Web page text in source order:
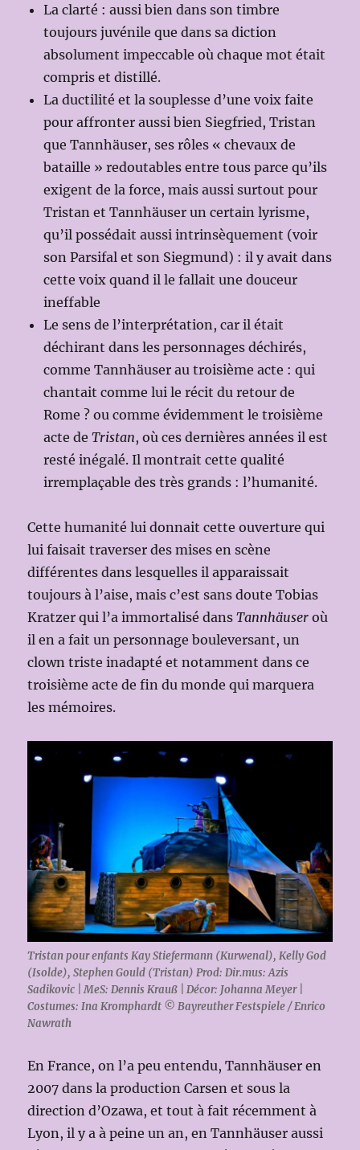
La clarté : aussi bien dans son timbre
toujours juvénile que dans sa diction
absolument impeccable où chaque mot était
compris et distillé.
La ductilité et la souplesse d’une voix faite
pour affronter aussi bien Siegfried, Tristan
que Tannhäuser, ses rôles « chevaux de
bataille » redoutables entre tous parce qu’ils
exigent de la force, mais aussi surtout pour
Tristan et Tannhäuser un certain lyrisme,
qu’il possédait aussi intrinsèquement (voir
son Parsifal et son Siegmund) : il y avait dans
cette voix quand il le fallait une douceur
ineffable
Le sens de l’interprétation, car il était
déchirant dans les personnages déchirés,
comme Tannhäuser au troisième acte : qui
chantait comme lui le récit du retour de
Rome ? ou comme évidemment le troisième
acte deTristan, où ces dernières années il est
resté inégalé. Il montrait cette qualité
irremplaçable des très grands : l’humanité.
Cette humanité lui donnait cette ouverture qui
lui faisait traverser des mises en scène
différentes dans lesquelles il apparaissait
toujours à l’aise, mais c’est sans doute Tobias
Kratzer qui l’a immortalisé dansTannhäuser où
il en a fait un personnage bouleversant, un
clown triste inadapté et notamment dans ce
troisième acte de fin du monde qui marquera
les mémoires.
Tristan pour enfants Kay Stiefermann (Kurwenal), Kelly God
(Isolde), Stephen Gould (Tristan) Prod: Dir.mus: Azis
Sadikovic | MeS: Dennis Krauß | Décor: Johanna Meyer |
Costumes: Ina Kromphardt © Bayreuther Festspiele / Enrico
Nawrath
En France, on l’a peu entendu, Tannhäuser en
2007 dans la production Carsen et sous la
direction d’Ozawa, et tout à fait récemment à
Lyon, il y a à peine un an, en Tannhäuser aussi